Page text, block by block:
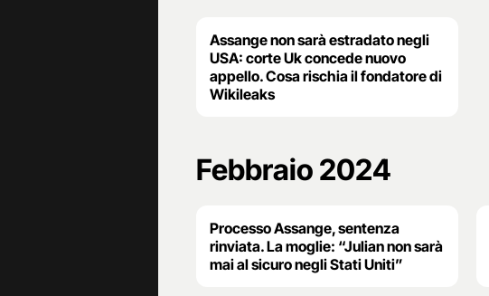
Assange non sarà estradato negli
USA: corte Uk concede nuovo
appello. Cosa rischia il fondatore di
Wikileaks
Febbraio 2024
Processo Assange, sentenza
rinviata. La moglie: “Julian non sarà
mai al sicuro negli Stati Uniti”